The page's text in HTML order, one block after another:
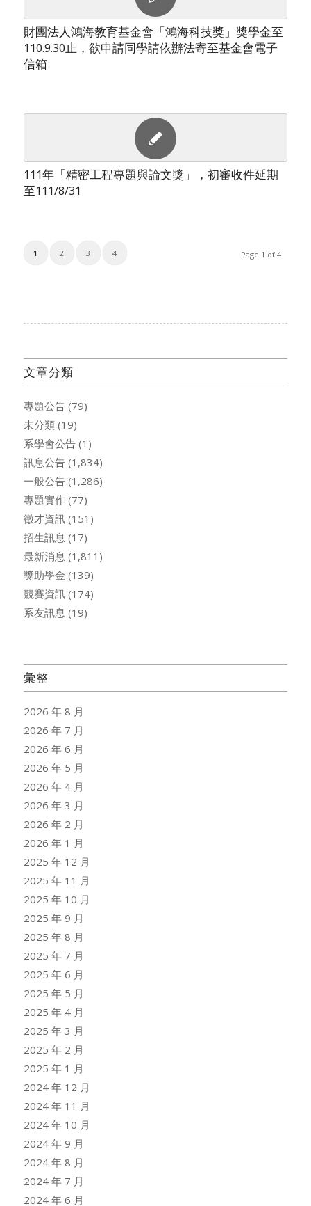
財團法人鴻海教育基金會「鴻海科技獎」獎學金至
110.9.30止，欲申請同學請依辦法寄至基金會電子
信箱
111年「精密工程專題與論文獎」，初審收件延期
至111/8/31
Page 1 of 4
1 2 3 4
文章分類
專題公告(79)
未分類(19)
系學會公告(1)
訊息公告(1,834)
一般公告(1,286)
專題實作(77)
徵才資訊(151)
招生訊息 (17)
最新消息 (1,811)
獎助學金 (139)
競賽資訊(174)
系友訊息 (19)
彙整
2026 年 8 月
2026 年 7 月
2026 年 6 月
2026 年 5 月
2026 年 4 月
2026 年 3 月
2026 年 2 月
2026 年 1 月
2025 年 12 月
2025 年 11 月
2025 年 10 月
2025 年 9 月
2025 年 8 月
2025 年 7 月
2025 年 6 月
2025 年 5 月
2025 年 4 月
2025 年 3 月
2025 年 2 月
2025 年 1 月
2024 年 12 月
2024 年 11 月
2024 年 10 月
2024 年 9 月
2024 年 8 月
2024 年 7 月
2024 年 6 月